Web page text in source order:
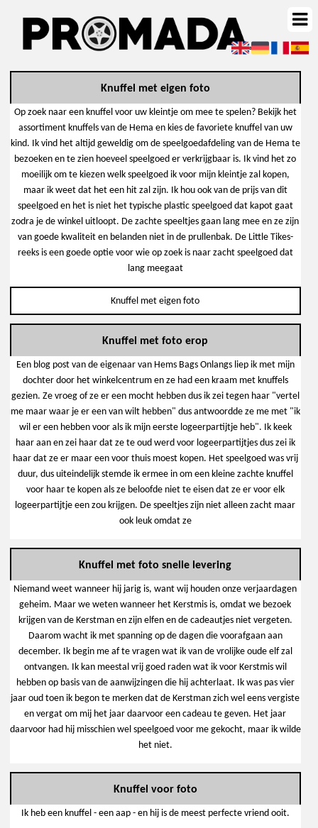
Knuffel met eigen foto
Op zoek naar een knuffel voor uw kleintje om mee te spelen? Bekijk het
assortiment knuffels van de Hema en kies de favoriete knuffel van uw
kind. Ik vind het altijd geweldig om de speelgoedafdeling van de Hema te
bezoeken en te zien hoeveel speelgoed er verkrijgbaar is. Ik vind het zo
moeilijk om te kiezen welk speelgoed ik voor mijn kleintje zal kopen,
maar ik weet dat het een hit zal zijn. Ik hou ook van de prijs van dit
speelgoed en het is niet het typische plastic speelgoed dat kapot gaat
zodra je de winkel uitloopt. De zachte speeltjes gaan lang mee en ze zijn
van goede kwaliteit en belanden niet in de prullenbak. De Little Tikes-
reeks is een goede optie voor wie op zoek is naar zacht speelgoed dat
lang meegaat
Knuffel met eigen foto
Knuffel met foto erop
Een blog post van de eigenaar van Hems Bags Onlangs liep ik met mijn
dochter door het winkelcentrum en ze had een kraam met knuffels
gezien. Ze vroeg of ze er een mocht hebben dus ik zei tegen haar "vertel
me maar waar je er een van wilt hebben" dus antwoordde ze me met "ik
wil er een hebben voor als ik mijn eerste logeerpartijtje heb". Ik keek
haar aan en zei haar dat ze te oud werd voor logeerpartijtjes dus zei ik
haar dat ze er maar een voor thuis moest kopen. Het speelgoed was vrij
duur, dus uiteindelijk stemde ik ermee in om een kleine zachte knuffel
voor haar te kopen als ze beloofde niet te eisen dat ze er voor elk
logeerpartijtje een zou krijgen. De speeltjes zijn niet alleen zacht maar
ook leuk omdat ze
Knuffel met foto snelle levering
Niemand weet wanneer hij jarig is, want wij houden onze verjaardagen
geheim. Maar we weten wanneer het Kerstmis is, omdat we bezoek
krijgen van de Kerstman en zijn elfen en de cadeautjes niet vergeten.
Daarom wacht ik met spanning op de dagen die voorafgaan aan
december. Ik begin me af te vragen wat ik van de vrolijke oude elf zal
ontvangen. Ik kan meestal vrij goed raden wat ik voor Kerstmis wil
hebben op basis van de aanwijzingen die hij achterlaat. Ik was pas vier
jaar oud toen ik begon te merken dat de Kerstman zich wel eens vergiste
en vergat om mij het jaar daarvoor een cadeau te geven. Het jaar
daarvoor had hij misschien wel speelgoed voor me gekocht, maar ik wilde
het niet.
Knuffel voor foto
Ik heb een knuffel - een aap - en hij is de meest perfecte vriend ooit.